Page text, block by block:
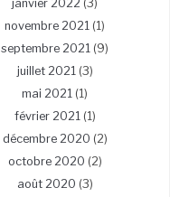
janvier 2022 (3)
novembre 2021 (1)
septembre 2021 (9)
juillet 2021(3)
mai 2021 (1)
février 2021(1)
décembre 2020 (2)
octobre 2020 (2)
août 2020 (3)